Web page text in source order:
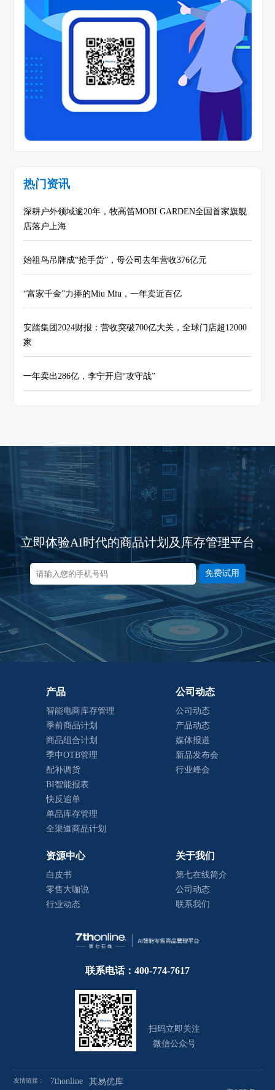
热门资讯
深耕户外领域逾20年，牧高笛MOBI GARDEN全国首家旗舰
店落户上海
始祖鸟吊牌成“抢手货”，母公司去年营收376亿元
“富家千金”力捧的Miu Miu，一年卖近百亿
安踏集团2024财报：营收突破700亿大关，全球门店超12000
家
一年卖出286亿，李宁开启“攻守战”
立即体验AI时代的商品计划及库存管理平台
免费试用
产品
智能电商库存管理
季前商品计划
商品组合计划
季中OTB管理
配补调货
BI智能报表
快反追单
单品库存管理
全渠道商品计划
公司动态
公司动态
产品动态
媒体报道
新品发布会
行业峰会
资源中心
白皮书
零售大咖说
行业动态
关于我们
第七在线简介
公司动态
联系我们
联系电话：400-774-7617
扫码立即关注
微信公众号
友情链接： 7thonline
其易优库